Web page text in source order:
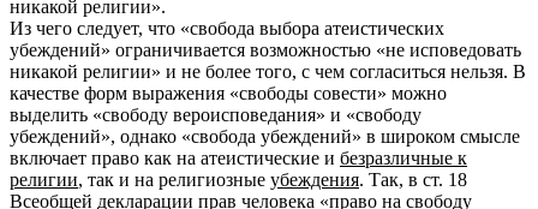
никакой религии».
Из чего следует, что «свобода выбора атеистических
убеждений» ограничивается возможностью «не исповедовать
никакой религии» и не более того, с чем согласиться нельзя. В
качестве форм выражения «свободы совести» можно
выделить «свободу вероисповедания» и «свободу
убеждений», однако «свобода убеждений» в широком смысле
включает право как на атеистические и безразличные к
религии, так и на религиозные убеждения. Так, в ст. 18
Всеобщей декларации прав человека «право на свободу